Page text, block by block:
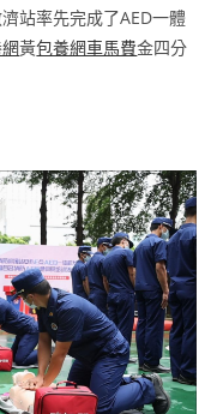
站率先完成了AED一體
黃包養網車馬費金四分